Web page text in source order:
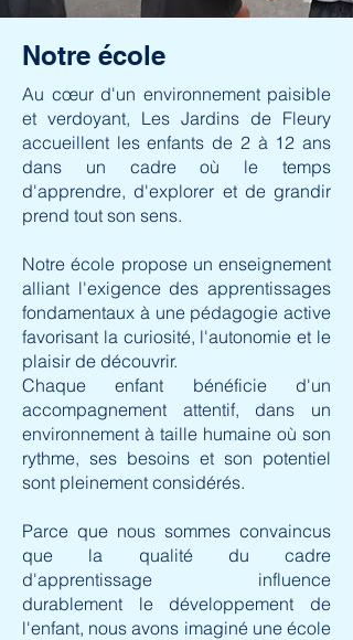
Notre école
Au cœur d'un environnement paisible
et verdoyant, Les Jardins de Fleury
accueillent les enfants de 2 à 12 ans
dans un cadre où le temps
d'apprendre, d'explorer et de grandir
prend tout son sens.
Notre école propose un enseignement
alliant l'exigence des apprentissages
fondamentaux à une pédagogie active
favorisant la curiosité, l'autonomie et le
plaisir de découvrir.
Chaque enfant bénéficie d'un
accompagnement attentif, dans un
environnement à taille humaine où son
rythme, ses besoins et son potentiel
sont pleinement considérés.
Parce que nous sommes convaincus
que la qualité du cadre
d'apprentissage influence
durablement le développement de
l'enfant, nous avons imaginé une école